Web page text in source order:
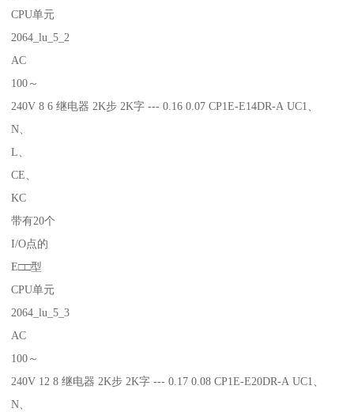
CPU单元
2064_lu_5_2
AC
100～
240V 8 6 继电器 2K步 2K字 --- 0.16 0.07 CP1E-E14DR-A UC1、
N、
L、
CE、
KC
带有20个
I/O点的
E□□型
CPU单元
2064_lu_5_3
AC
100～
240V 12 8 继电器 2K步 2K字 --- 0.17 0.08 CP1E-E20DR-A UC1、
N、